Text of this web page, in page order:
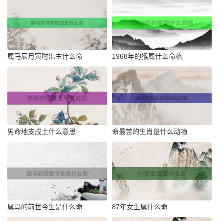
属马辰月寅时出生什么命 1968年的猴属什么命格
男命地支戌土什么意思 命最苦的生肖是什么动物
属马的前世今生是什么命 87年女生属什么命